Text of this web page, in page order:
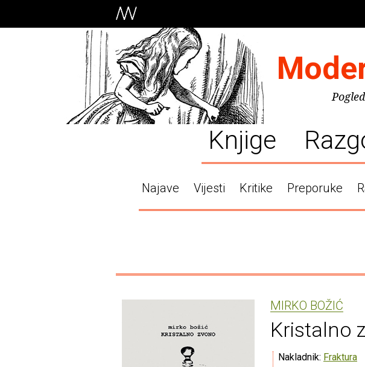
Knjige
Najave Vijesti Kritike Preporuke
MIRKO BOŽIĆ
Kristalno
Nakladnik: Fraktura